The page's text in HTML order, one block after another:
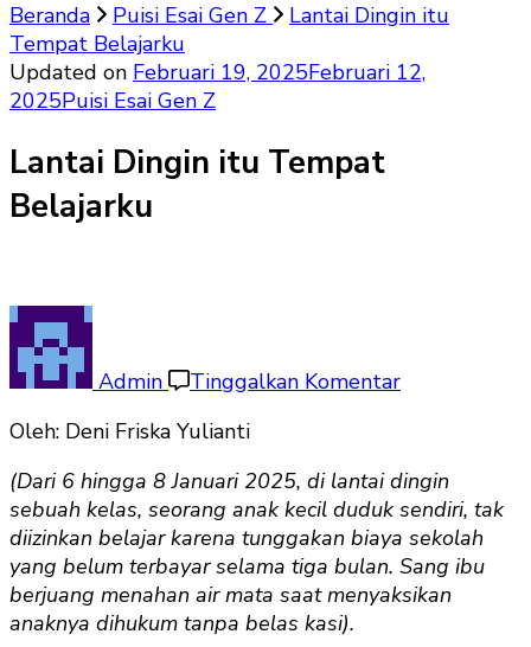
Beranda
Puisi Esai Gen Z
Lantai Dingin itu
Tempat Belajarku
Updated on Februari 19, 2025Februari 12,
2025Puisi Esai Gen Z
Lantai Dingin itu Tempat
Belajarku
Admin Tinggalkan KomentarDingin
Oleh: Deni Friska Yulianti
(Dari 6 hingga 8 Januari 2025, di lantai dingin
sebuah kelas, seorang anak kecil duduk sendiri, tak
diizinkan belajar karena tunggakan biaya sekolah
yang belum terbayar selama tiga bulan. Sang ibu
berjuang menahan air mata saat menyaksikan
anaknya dihukum tanpa belas kasi).